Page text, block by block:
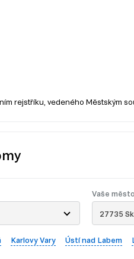
rejstříku, vedeného Městským
Vaše město
27735
Karlovy Vary Ústí nad Labem